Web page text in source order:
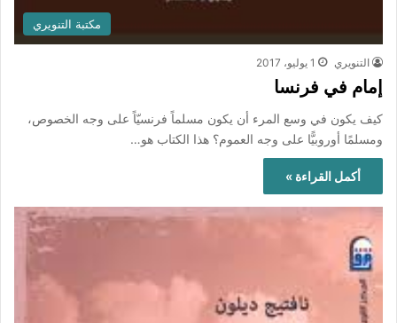
مكتبة التنويري
التنويري 1 يوليو، 2017
إمام في فرنسا
كيف يكون في وسع المرء أن يكون مسلماً فرنسيّاً على وجه الخصوص،
ومسلمًا أوروبيًّا على وجه العموم؟ هذا الكتاب هو…
أكمل القراءة »